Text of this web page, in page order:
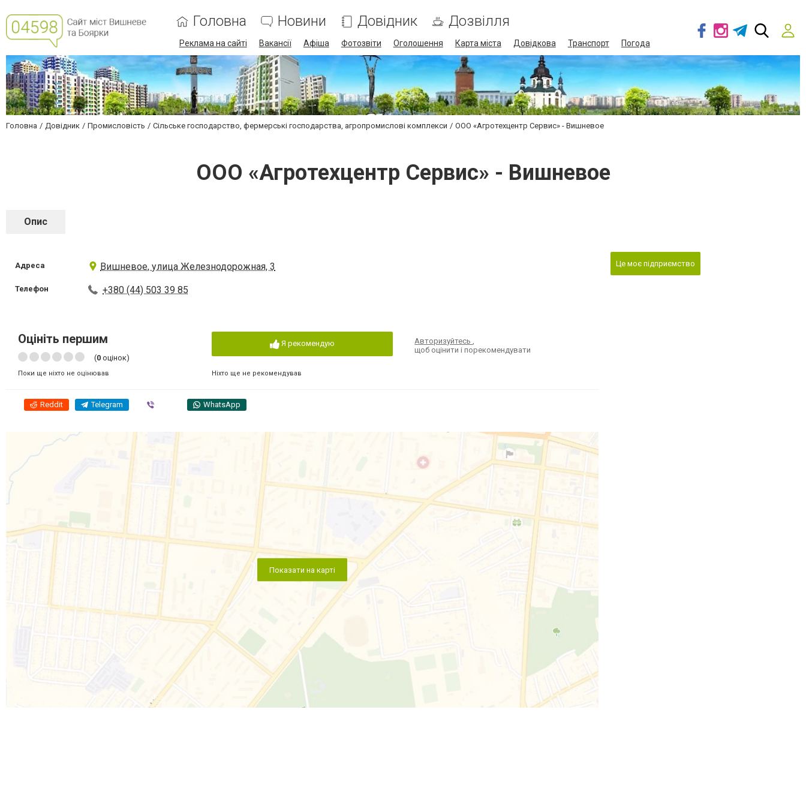
Головна Новини Довідник Дозвілля
Реклама на сайті Вакансії Афіша Фотозвіти Оголошення Карта міста Довідкова Транспорт Погода
Головна Довідник Промисловість Сільське господарство, фермерські господарства, агропромислові комплекси ООО «Агротехцентр Сервис» - Вишневое
ООО «Агротехцентр Сервис» - Вишневое
Опис
Адреса Вишневое, улица Железнодорожная, 3
Телефон +380 (44) 503 39 85
Оцініть першим
(0 оцінок)
Поки ще ніхто не оцінював
Я рекомендую
Ніхто ще не рекомендував
Авторизуйтесь,
щоб оцінити і порекомендувати
Reddit Telegram WhatsApp
Показати на карті
Це моє підприємство